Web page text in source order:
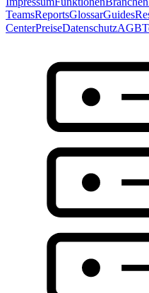
TeamsReportsGlossarGuides
CenterPreiseDatenschutzAGB